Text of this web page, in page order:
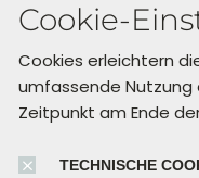
Cookie-
Cookies erleichtern
umfassende Nutzung
Zeitpunkt am Ende
TECHNISCHE